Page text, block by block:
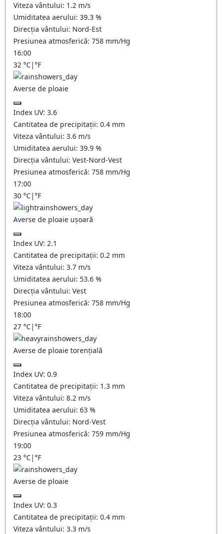
Viteza vântului: 1.2 m/s
Umiditatea aerului: 39.3 %
Direcția vântului: Nord-Est
Presiunea atmosferică: 758 mm/Hg
16:00
32 °C|°F
Averse de ploaie
Index UV: 3.6
Cantitatea de precipitații: 0.4 mm
Viteza vântului: 3.6 m/s
Umiditatea aerului: 39.9 %
Direcția vântului: Vest-Nord-Vest
Presiunea atmosferică: 758 mm/Hg
17:00
30 °C|°F
Averse de ploaie ușoară
Index UV: 2.1
Cantitatea de precipitații: 0.2 mm
Viteza vântului: 3.7 m/s
Umiditatea aerului: 53.6 %
Direcția vântului: Vest
Presiunea atmosferică: 758 mm/Hg
18:00
27 °C|°F
Averse de ploaie torențială
Index UV: 0.9
Cantitatea de precipitații: 1.3 mm
Viteza vântului: 8.2 m/s
Umiditatea aerului: 63 %
Direcția vântului: Nord-Vest
Presiunea atmosferică: 759 mm/Hg
19:00
23 °C|°F
Averse de ploaie
Index UV: 0.3
Cantitatea de precipitații: 0.4 mm
Viteza vântului: 3.3 m/s